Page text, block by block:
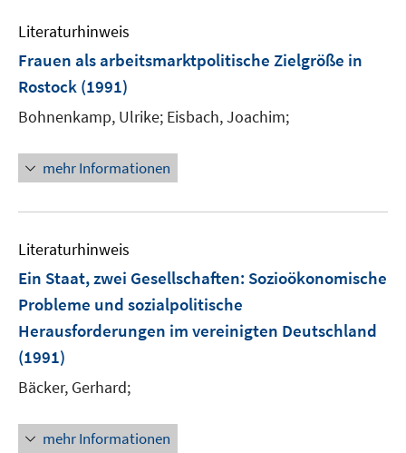
Literaturhinweis
Frauen als arbeitsmarktpolitische Zielgröße in
Rostock (1991)
Bohnenkamp, Ulrike; Eisbach, Joachim;
mehr Informationen
Literaturhinweis
Ein Staat, zwei Gesellschaften: Sozioökonomische
Probleme und sozialpolitische
Herausforderungen im vereinigten Deutschland
(1991)
Bäcker, Gerhard;
mehr Informationen